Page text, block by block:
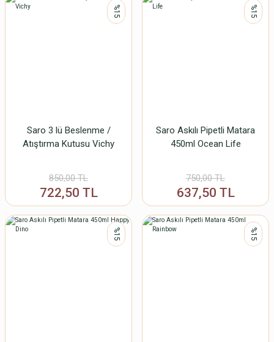
%15
Saro 3 lü Beslenme /
Atıştırma Kutusu Vichy
850,00 TL
722,50 TL
%15
Saro Askılı Pipetli Matara
450ml Ocean Life
750,00 TL
637,50 TL
%15 %15